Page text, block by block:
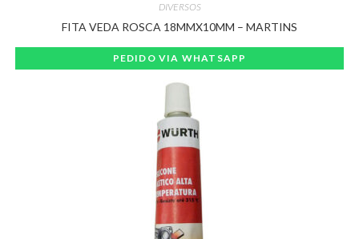
DIVERSOS
FITA VEDA ROSCA 18MMX10MM – MARTINS
PEDIDO VIA WHATSAPP